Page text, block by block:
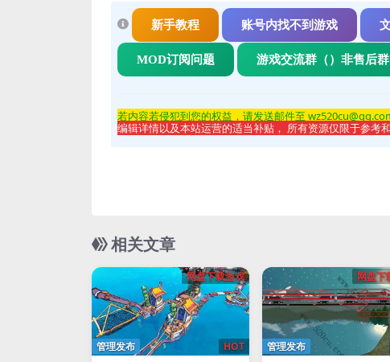
新手教程 账号内找不到游戏
MOD订阅问题 游戏交流群（）非售后群
若内容若侵犯到您的权益，请发送邮件至
编辑详情以及本站运营的适当补贴， 所有资源仅限于参考
相关文章
网盘下载游戏
HOT
管理发布
网盘下
管理发布